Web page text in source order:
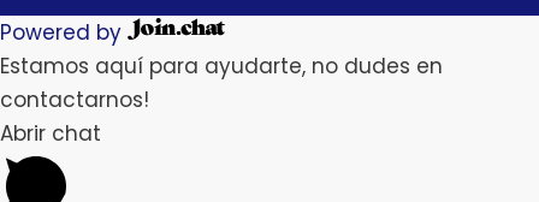
Powered by
Estamos aquí para ayudarte, no dudes en
contactarnos!
Abrir chat